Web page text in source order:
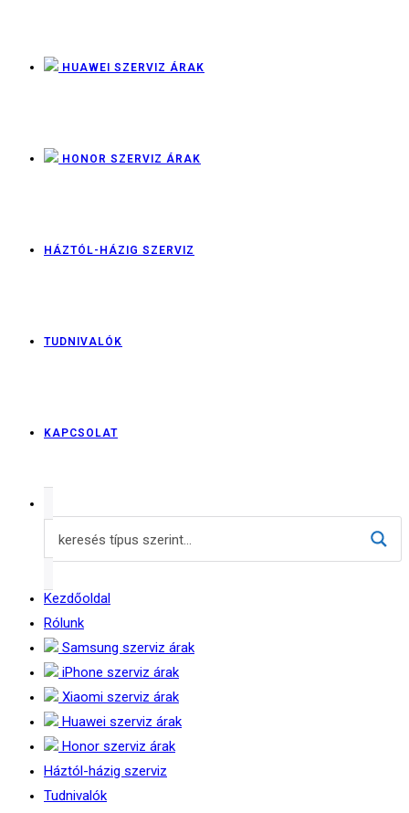
HUAWEI SZERVIZ ÁRAK
HONOR SZERVIZ ÁRAK
HÁZTÓL-HÁZIG SZERVIZ
TUDNIVALÓK
KAPCSOLAT
Kezdőoldal
Rólunk
Samsung szerviz árak
iPhone szerviz árak
Xiaomi szerviz árak
Huawei szerviz árak
Honor szerviz árak
Háztól-házig szerviz
Tudnivalók